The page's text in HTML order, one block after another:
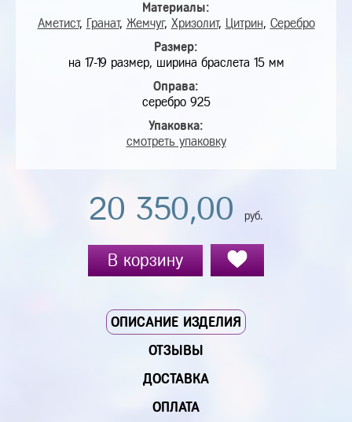
Материалы:
Аметист, Гранат, Жемчуг, Хризолит, Цитрин, Серебро
Размер:
на 17-19 размер, ширина браслета 15 мм
Оправа:
серебро 925
Упаковка:
смотреть упаковку
20 350,00 руб.
В корзину
ОПИСАНИЕ ИЗДЕЛИЯ
ОТЗЫВЫ
ДОСТАВКА
ОПЛАТА